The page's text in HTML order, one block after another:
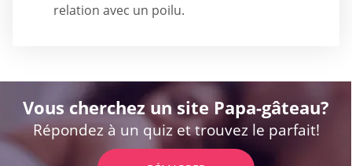
relation avec un poilu.
Vous cherchez un site Papa-gâteau?
Répondez à un quiz et trouvez le parfait!